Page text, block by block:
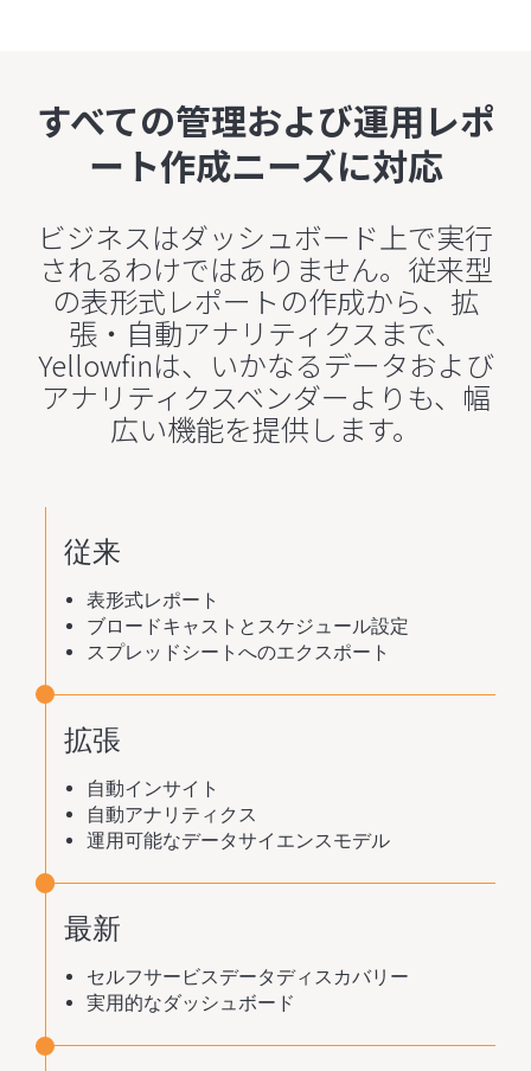
すべての管理および運用レポ
ート作成ニーズに対応
ビジネスはダッシュボード上で実行
されるわけではありません。従来型
の表形式レポートの作成から、拡
張・自動アナリティクスまで、
Yellowfinは、いかなるデータおよび
アナリティクスベンダーよりも、幅
広い機能を提供します。
従来
表形式レポート
ブロードキャストとスケジュール設定
スプレッドシートへのエクスポート
拡張
自動インサイト
自動アナリティクス
運用可能なデータサイエンスモデル
最新
セルフサービスデータディスカバリー
実用的なダッシュボード